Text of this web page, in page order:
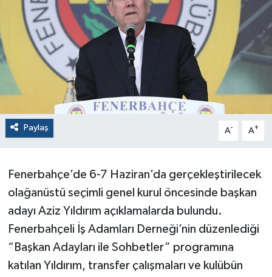
Paylaş A- A+
Fenerbahçe’de 6-7 Haziran’da gerçekleştirilecek
olağanüstü seçimli genel kurul öncesinde başkan
adayı Aziz Yıldırım açıklamalarda bulundu.
Fenerbahçeli İş Adamları Derneği’nin düzenlediği
“Başkan Adayları ile Sohbetler” programına
katılan Yıldırım, transfer çalışmaları ve kulübün